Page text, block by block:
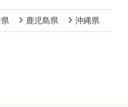
鹿児島県 沖縄県